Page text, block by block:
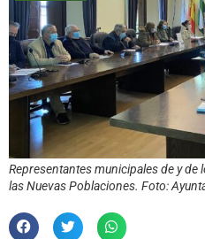
Representantes municipales de y
las Nuevas Poblaciones. Foto: